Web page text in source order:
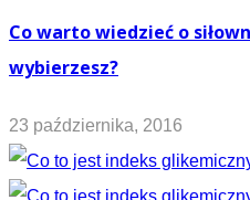
Co warto wiedzieć o
wybierzesz?
23 października, 2016